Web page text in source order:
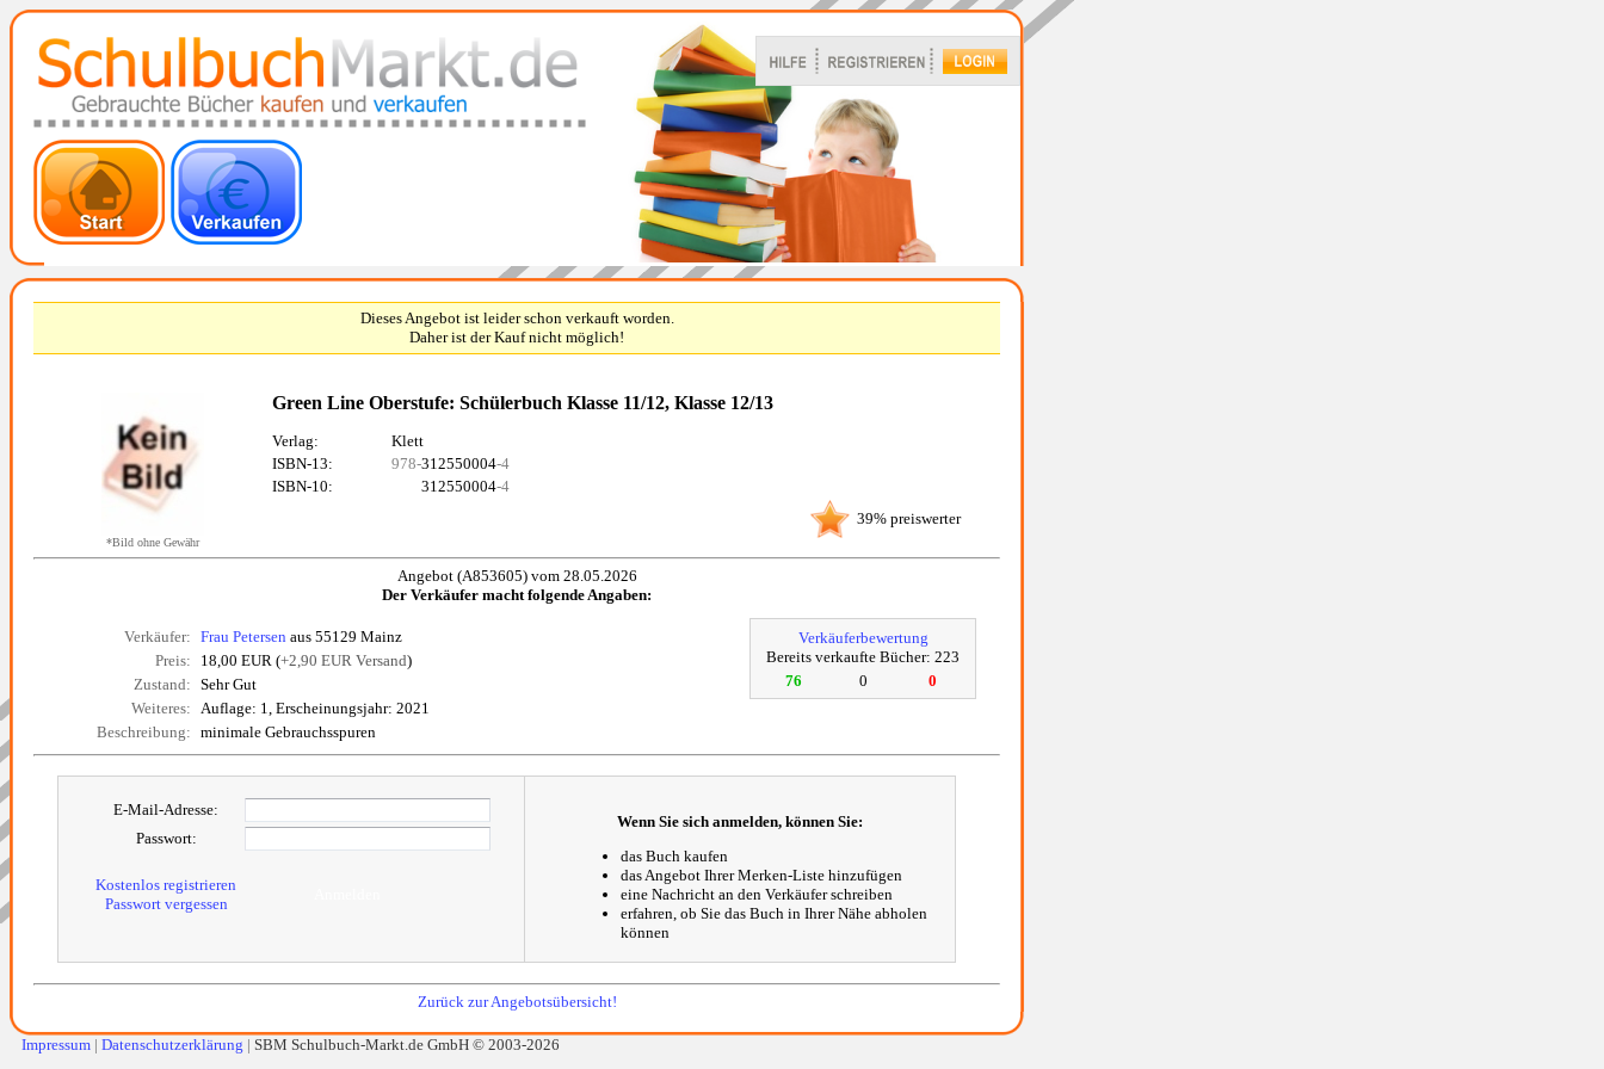
Dieses Angebot ist leider schon verkauft worden.
Daher ist der Kauf nicht möglich!
*Bild ohne Gewähr
Green Line Oberstufe: Schülerbuch Klasse 11/12, Klasse 12/13
Verlag:
Klett
ISBN-13:
978-312550004-4
ISBN-10:
312550004-4
Angebot (A853605) vom 28.05.2026
Der Verkäufer macht folgende Angaben:
39% preiswerter
Verkäufer: Frau Petersen aus 55129 Mainz
Preis:
18,00 EUR (+2,90 EUR Versand)
Zustand: Sehr Gut
Weiteres: Auflage: 1, Erscheinungsjahr: 2021
Beschreibung: minimale Gebrauchsspuren
Verkäuferbewertung
Bereits verkaufte Bücher: 223
76
0 0
E-Mail-Adresse:
Passwort:
Kostenlos registrieren
Passwort vergessen
Wenn Sie sich anmelden, können Sie:
das Buch kaufen
das Angebot Ihrer Merken-Liste hinzufügen
eine Nachricht an den Verkäufer schreiben
erfahren, ob Sie das Buch in Ihrer Nähe abholen
können
Zurück zur Angebotsübersicht!
Impressum | Datenschutzerklärung | SBM Schulbuch-Markt.de GmbH © 2003-2026